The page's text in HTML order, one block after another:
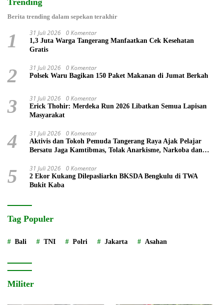
Trending
Berita trending dalam sepekan terakhir
1 31 Juli 2026 0 Komentar
1,3 Juta Warga Tangerang Manfaatkan Cek Kesehatan
Gratis
2 31 Juli 2026 0 Komentar
Polsek Waru Bagikan 150 Paket Makanan di Jumat Berkah
3 31 Juli 2026 0 Komentar
Erick Thohir: Merdeka Run 2026 Libatkan Semua Lapisan
Masyarakat
4 31 Juli 2026 0 Komentar
Aktivis dan Tokoh Pemuda Tangerang Raya Ajak Pelajar
Bersatu Jaga Kamtibmas, Tolak Anarkisme, Narkoba dan
5 31 Juli 2026 0 Komentar
2 Ekor Kukang Dilepasliarkn BKSDA Bengkulu di TWA
Bukit Kaba
Tag Populer
Bali TNI Polri Jakarta Asahan
Militer